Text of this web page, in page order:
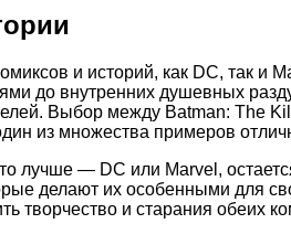
и историй, как DC, так
до внутренних душевных
Выбор между Batman: The
из множества примеров
лучше — DC или Marvel,
делают их особенными для
творчество и старания обеих